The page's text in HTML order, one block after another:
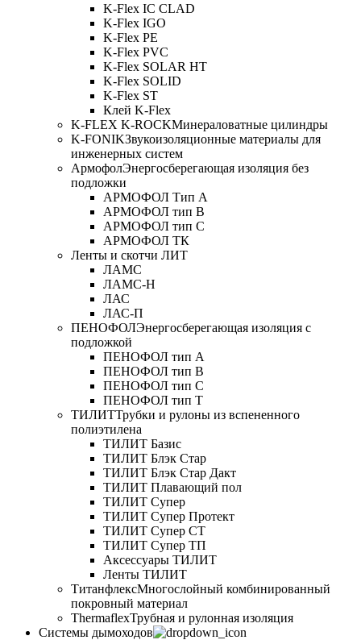
K-Flex IC CLAD
K-Flex IGO
K-Flex PE
K-Flex PVC
K-Flex SOLAR HT
K-Flex SOLID
K-Flex ST
Клей K-Flex
K-FLEX K-ROCKМинераловатные цилиндры
K-FONIKЗвукоизоляционные материалы для
инженерных систем
АрмофолЭнергосберегающая изоляция без
подложки
АРМОФОЛ Тип А
АРМОФОЛ тип В
АРМОФОЛ тип C
АРМОФОЛ ТК
Ленты и скотчи ЛИТ
ЛАМС
ЛАМС-Н
ЛАС
ЛАС-П
ПЕНОФОЛЭнергосберегающая изоляция с
подложкой
ПЕНОФОЛ тип А
ПЕНОФОЛ тип B
ПЕНОФОЛ тип C
ПЕНОФОЛ тип T
ТИЛИТТрубки и рулоны из вспененного
полиэтилена
ТИЛИТ Базис
ТИЛИТ Блэк Стар
ТИЛИТ Блэк Стар Дакт
ТИЛИТ Плавающий пол
ТИЛИТ Супер
ТИЛИТ Супер Протект
ТИЛИТ Супер СТ
ТИЛИТ Супер ТП
Аксессуары ТИЛИТ
Ленты ТИЛИТ
ТитанфлексМногослойный комбинированный
покровный материал
ThermaflexТрубная и рулонная изоляция
Cистемы дымоходов